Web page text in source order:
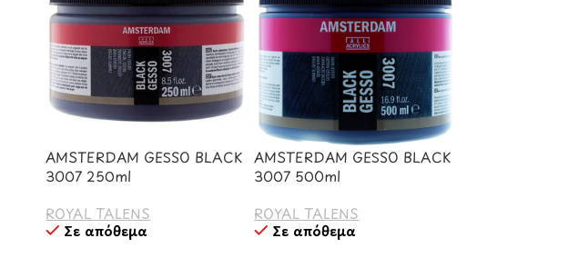
AMSTERDAM GESSO BLACK
3007 250ml
ROYAL TALENS
Σε απόθεμα
AMSTERDAM GESSO BLACK
3007 500ml
ROYAL TALENS
Σε απόθεμα